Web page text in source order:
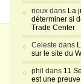
rioux dans La
déterminer si
Trade Center
Celeste dans
sur le site du
phil dans 11
est une